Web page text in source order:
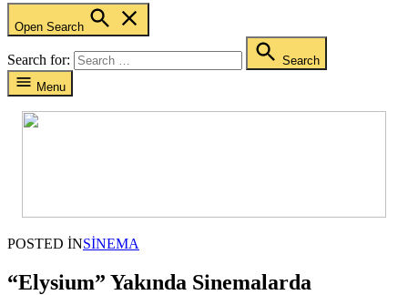
Open Search
Search for:
Search
Menu
POSTED INSINEMA
“Elysium” Yakında Sinemalarda